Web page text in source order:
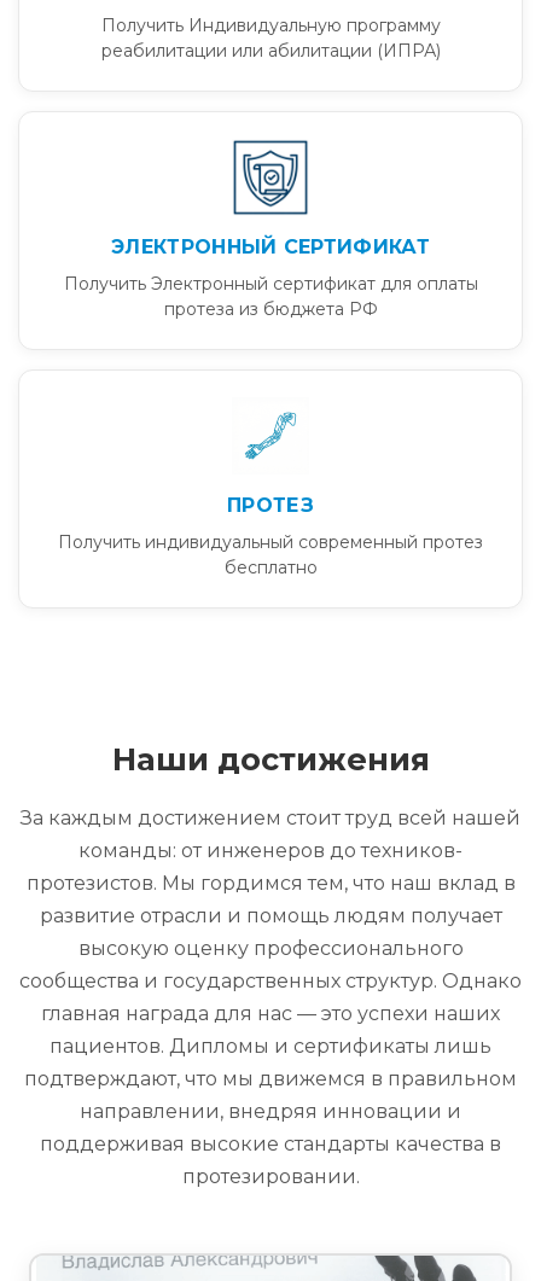
Получить Индивидуальную программу
реабилитации или абилитации (ИПРА)
ЭЛЕКТРОННЫЙ СЕРТИФИКАТ
Получить Электронный сертификат для оплаты
протеза из бюджета РФ
ПРОТЕЗ
Получить индивидуальный современный протез
бесплатно
Наши достижения
За каждым достижением стоит труд всей нашей
команды: от инженеров до техников-
протезистов. Мы гордимся тем, что наш вклад в
развитие отрасли и помощь людям получает
высокую оценку профессионального
сообщества и государственных структур. Однако
главная награда для нас — это успехи наших
пациентов. Дипломы и сертификаты лишь
подтверждают, что мы движемся в правильном
направлении, внедряя инновации и
поддерживая высокие стандарты качества в
протезировании.